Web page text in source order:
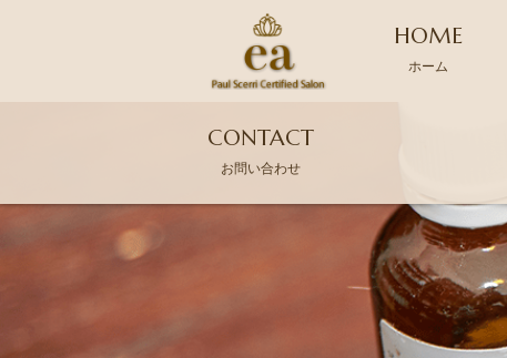
HOME
ホーム
CONTACT
お問い合わせ